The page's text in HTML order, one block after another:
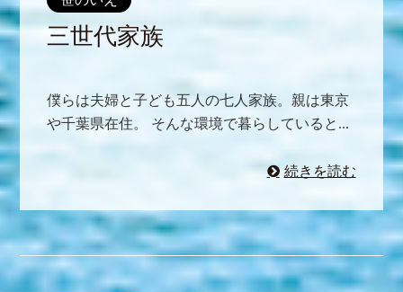
三世代家族
僕らは夫婦と子ども五人の七人家族。親は東京
や千葉県在住。 そんな環境で暮らしていると...
続きを読む